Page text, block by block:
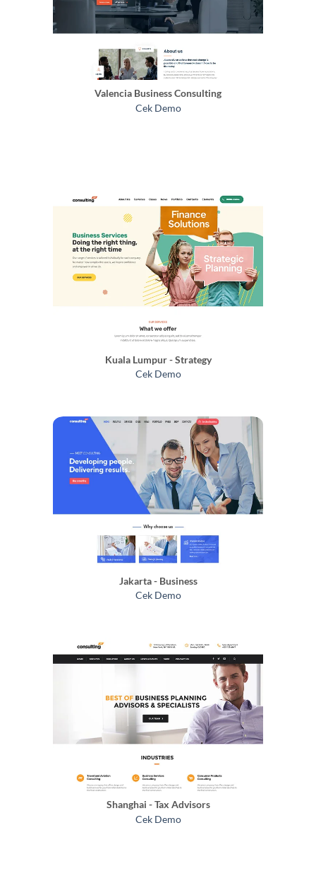
Valencia Business Consulting
Cek Demo
Kuala Lumpur - Strategy
Cek Demo
Jakarta - Business
Cek Demo
Shanghai - Tax Advisors
Cek Demo